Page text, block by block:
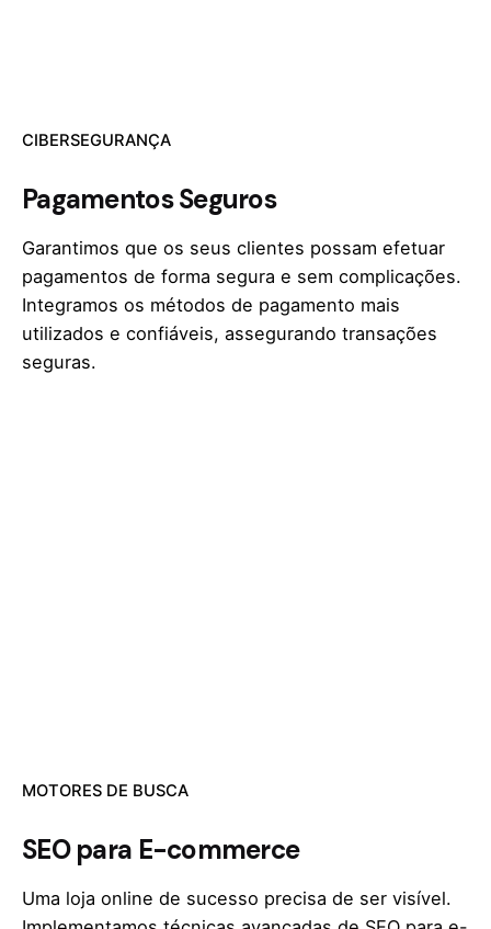
CIBERSEGURANÇA
Pagamentos Seguros
Garantimos que os seus clientes possam efetuar
pagamentos de forma segura e sem complicações.
Integramos os métodos de pagamento mais
utilizados e confiáveis, assegurando transações
seguras.
MOTORES DE BUSCA
SEO para E-commerce
Uma loja online de sucesso precisa de ser visível.